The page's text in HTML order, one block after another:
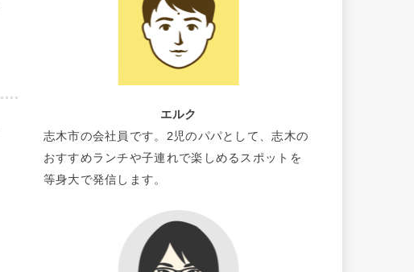
エルク
志木市の会社員です。2児のパパとして、志木の
おすすめランチや子連れで楽しめるスポットを
等身大で発信します。